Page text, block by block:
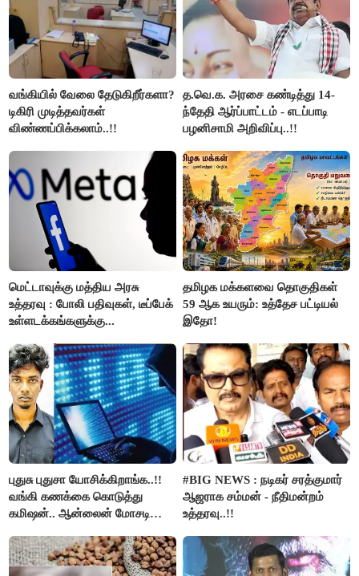
வங்கியில் வேலை தேடுகிறீர்களா?
டிகிரி முடித்தவர்கள்
விண்ணப்பிக்கலாம்..!!
த.வெ.க. அரசை கண்டித்து 14-
ந்தேதி ஆர்ப்பாட்டம் - எடப்பாடி
பழனிசாமி அறிவிப்பு..!!
மெட்டாவுக்கு மத்திய அரசு
உத்தரவு : போலி பதிவுகள், டீப்பேக்
உள்ளடக்கங்களுக்கு...
தமிழக மக்களவை தொகுதிகள்
59 ஆக உயரும்: உத்தேச பட்டியல்
இதோ!
புதுசு புதுசா யோசிக்கிறாங்க..!!
வங்கி கணக்கை கொடுத்து
கமிஷன்.. ஆன்லைன் மோசடி
கைது..!!
#BIG NEWS : நடிகர் சரத்குமார்
ஆஜராக சம்மன் - நீதிமன்றம்
உத்தரவு..!!